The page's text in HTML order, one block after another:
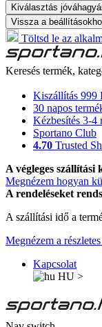
Kiválasztás
Vissza a
Töltsd le az
Keresés termék,
Kiszállítás 999
30 napos
Kézbesítés 3-4
Sportano Club
4.70 Trusted
A végleges szállítási
Megnézem hogyan
A rendeléseket
A szállítási idő a
Megnézem a
Kapcsolat
HU >